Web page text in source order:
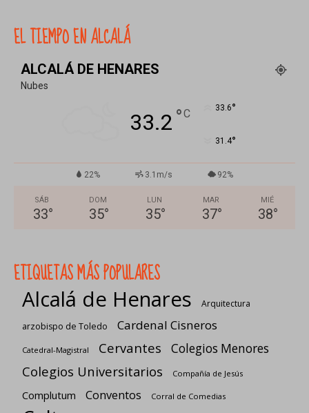
EL TIEMPO EN ALCALÁ
ALCALÁ DE HENARES
Nubes
33.2 °C 33.6°
31.4°
22% 3.1m/s 92%
SÁB
33°
DOM
35°
LUN
35°
MAR
37°
MIÉ
38°
ETIQUETAS MÁS POPULARES
Alcalá de Henares
Arquitectura
arzobispo de Toledo
Cardenal Cisneros
Catedral-Magistral Cervantes Colegios Menores
Colegios Universitarios Compañía de Jesús
Complutum Conventos Corral de Comedias